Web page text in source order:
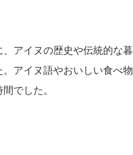
アイヌの歴史や伝統的な暮
アイヌ語やおいしい食べ物
でした。